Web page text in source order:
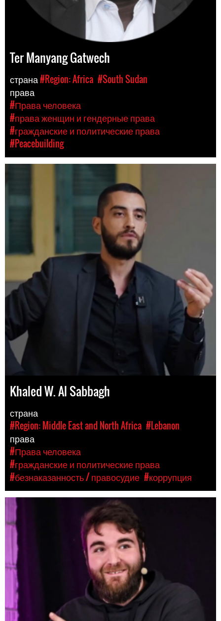
Ter Manyang Gatwech
страна#Region: Africa #South Sudan
права
#Права человека
#права женщин и гендерные права
#гражданские и политические права
#Peacebuilding
Khaled W. Al Sabbagh
страна
#Region: Middle East and North Africa #Lebanon
права
#Права человека
#гражданские и политические права
#безнаказанность / правосудие #коррупция